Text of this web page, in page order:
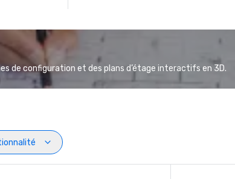
de configuration et des plans d’étage interactifs en 3D.